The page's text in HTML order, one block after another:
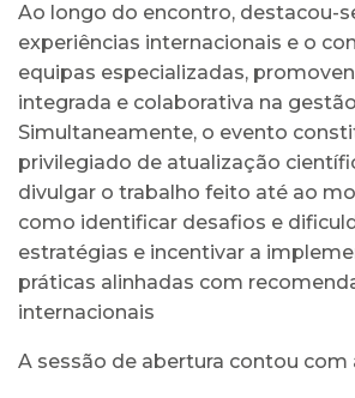
Ao longo do encontro, destacou-
experiências internacionais e o
equipas especializadas,
integrada e colaborativa na
Simultaneamente, o evento
privilegiado de atualização
divulgar o trabalho feito até ao
como identificar desafios e
estratégias e incentivar a
práticas alinhadas com
internacionais
A sessão de abertura contou com